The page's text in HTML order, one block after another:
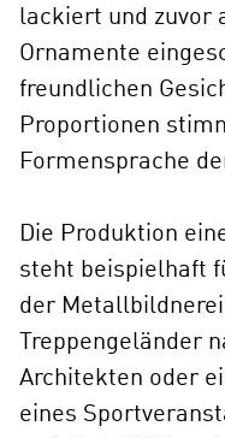
lackiert und zuvor
Ornamente
freundlichen
Proportionen
Formensprache
Die Produktion
steht beispielhaft
der
Treppengeländer
Architekten oder
eines